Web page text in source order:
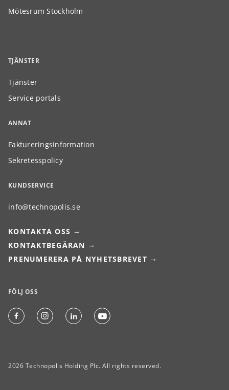
Mötesrum Stockholm
TJÄNSTER
Tjänster
Service portals
ANNAT
Faktureringsinformation
Sekretesspolicy
KUNDSERVICE
info@technopolis.se
KONTAKTA OSS
KONTAKTBEGÄRAN
PRENUMERERA PÅ NYHETSBREVET
FÖLJ OSS
2026 Technopolis Holding Plc. All rights reserved.